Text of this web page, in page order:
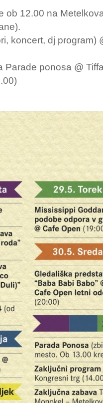
ob 12.00 na
koncert, dj program)
Parade ponosa @